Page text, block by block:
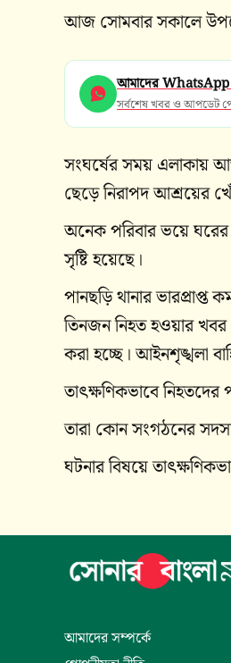
আজ সোমবার সকালে
আমাদের
সর্বশেষ খবর ও আপডেট
সংঘর্ষের সময় এলাকায়
ছেড়ে নিরাপদ আশ্রয়ের
অনেক পরিবার ভয়ে ঘরের
সৃষ্টি হয়েছে।
পানছড়ি থানার
তিনজন নিহত হওয়ার খবর
করা হচ্ছে। আইনশৃঙ্খলা
তাৎক্ষণিকভাবে নিহতদের
তারা কোন সংগঠনের
ঘটনার বিষয়ে
আমাদের সম্পর্কে